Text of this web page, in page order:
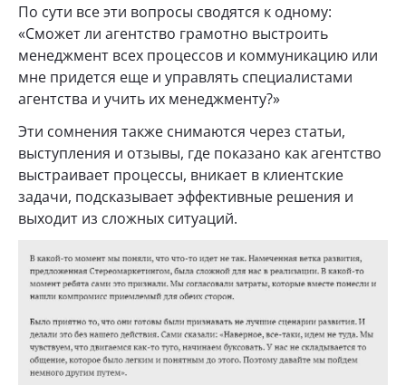
По сути все эти вопросы сводятся к одному:
«Сможет ли агентство грамотно выстроить
менеджмент всех процессов и коммуникацию или
мне придется еще и управлять специалистами
агентства и учить их менеджменту?»
Эти сомнения также снимаются через статьи,
выступления и отзывы, где показано как агентство
выстраивает процессы, вникает в клиентские
задачи, подсказывает эффективные решения и
выходит из сложных ситуаций.